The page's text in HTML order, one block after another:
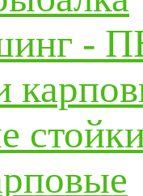
-